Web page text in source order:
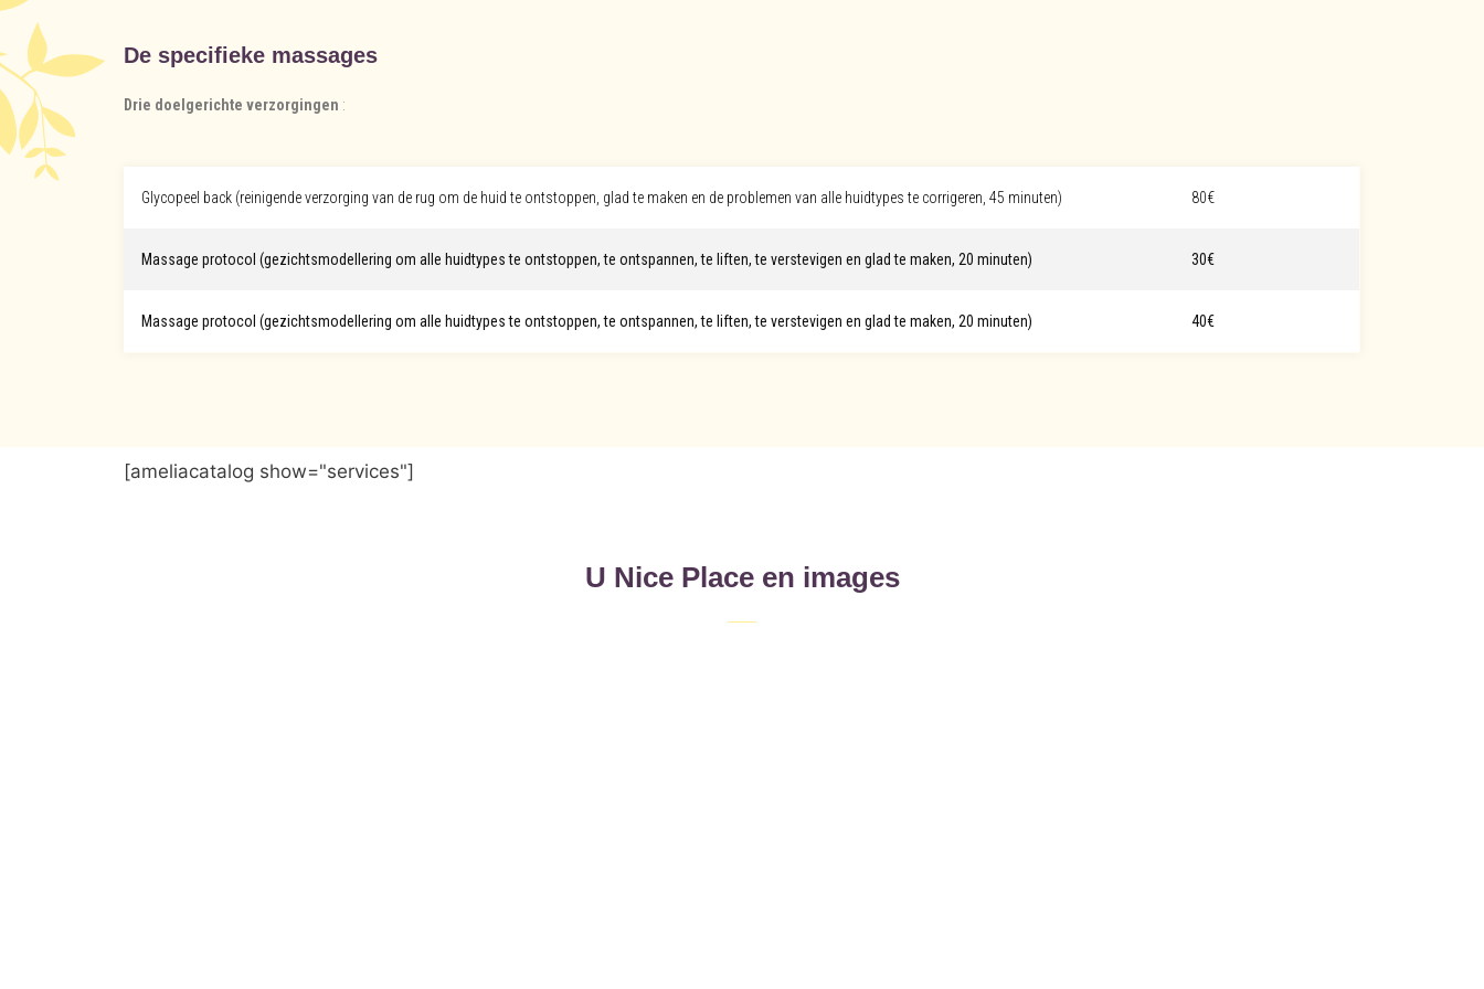
De specifieke massages
Drie doelgerichte verzorgingen :
Glycopeel back (reinigende verzorging van de rug om de huid te ontstoppen, glad te maken en de problemen van alle huidtypes te corrigeren, 45 minuten) 80€
Massage protocol (gezichtsmodellering om alle huidtypes te ontstoppen, te ontspannen, te liften, te verstevigen en glad te maken, 20 minuten) 30€
Massage protocol (gezichtsmodellering om alle huidtypes te ontstoppen, te ontspannen, te liften, te verstevigen en glad te maken, 20 minuten) 40€
[ameliacatalog show="services"]
U Nice Place en images